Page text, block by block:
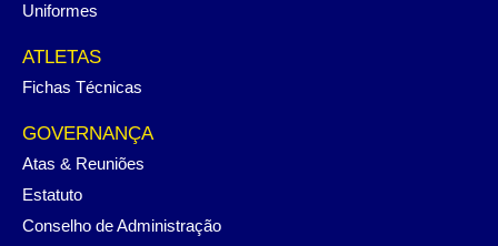
Uniformes
ATLETAS
Fichas Técnicas
GOVERNANÇA
Atas & Reuniões
Estatuto
Conselho de Administração